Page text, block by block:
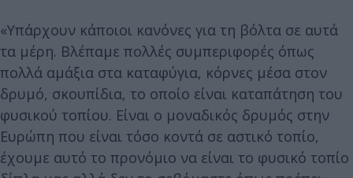
«Υπάρχουν κάποιοι κανόνες για τη βόλτα σε αυτά
τα μέρη. Βλέπαμε πολλές συμπεριφορές όπως
πολλά αμάξια στα καταφύγια, κόρνες μέσα στον
δρυμό, σκουπίδια, το οποίο είναι καταπάτηση του
φυσικού τοπίου. Είναι ο μοναδικός δρυμός στην
Ευρώπη που είναι τόσο κοντά σε αστικό τοπίο,
έχουμε αυτό το προνόμιο να είναι το φυσικό τοπίο